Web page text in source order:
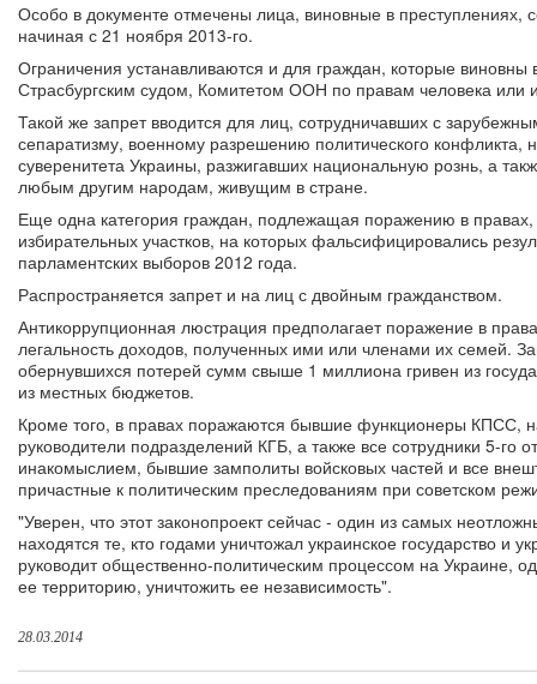
Особо в документе отмечены лица, виновные в преступлениях,
начиная с 21 ноября 2013-го.
Ограничения устанавливаются и для граждан, которые
Страсбургским судом, Комитетом ООН по правам человека
Такой же запрет вводится для лиц, сотрудничавших с
сепаратизму, военному разрешению политического конфликта,
суверенитета Украины, разжигавших национальную рознь, а
любым другим народам, живущим в стране.
Еще одна категория граждан, подлежащая поражению в
избирательных участков, на которых фальсифицировались
парламентских выборов 2012 года.
Распространяется запрет и на лиц с двойным гражданством.
Антикоррупционная люстрация предполагает поражение в
легальность доходов, полученных ими или членами их семей.
обернувшихся потерей сумм свыше 1 миллиона гривен из
из местных бюджетов.
Кроме того, в правах поражаются бывшие функционеры КПСС,
руководители подразделений КГБ, а также все сотрудники 5-го
инакомыслием, бывшие замполиты войсковых частей и все
причастные к политическим преследованиям при советском
"Уверен, что этот законопроект сейчас - один из самых
находятся те, кто годами уничтожал украинское государство и
руководит общественно-политическим процессом на Украине,
ее территорию, уничтожить ее независимость".
28.03.2014